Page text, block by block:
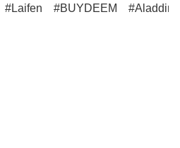
Laifen BUYDEEM
Aladdin